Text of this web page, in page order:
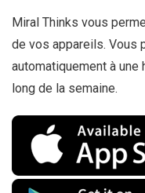
Miral Thinks vous
de vos appareils. Vous
automatiquement à une
long de la semaine.